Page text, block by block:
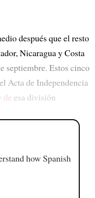
después que el resto
Nicaragua y Costa
septiembre. Estos cinco
Acta de Independencia
de esa división
how Spanish